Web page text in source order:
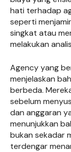
hati terhadap
seperti
singkat atau
melakukan
Agency yang
menjelaskan
berbeda.
sebelum
dan anggaran
menunjukkan
bukan sekadar
terdengar